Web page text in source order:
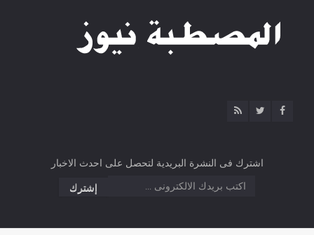
اشترك فى النشرة البريدية لتحصل على احدث الاخبار